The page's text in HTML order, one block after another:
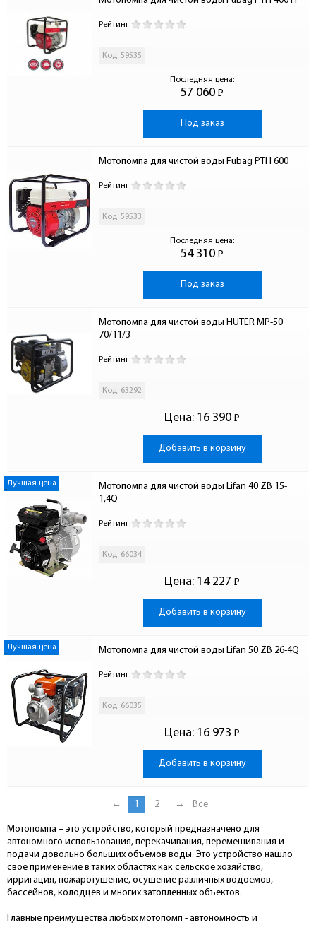
Рейтинг:
Код: 59535
Последняя цена:
57 060 Р
-
Под заказ
Мотопомпа для чистой воды Fubag PTH 600
Рейтинг:
Код: 59533
Последняя цена:
54 310 Р
-
Под заказ
Мотопомпа для чистой воды HUTER MP-50
70/11/3
Рейтинг:
Код: 63292
Цена: 16 390 Р
-
Добавить в корзину
Лучшая цена
Мотопомпа для чистой воды Lifan 40 ZB 15-
1,4Q
Рейтинг:
Код: 66034
Цена: 14 227 Р
-
Добавить в корзину
Лучшая цена Мотопомпа для чистой воды Lifan 50 ZB 26-4Q
Рейтинг:
Код: 66035
Цена: 16 973 Р
-
Добавить в корзину
← 1 2 → Все
Мотопомпа – это устройство, который предназначено для
автономного использования, перекачивания, перемешивания и
подачи довольно больших объемов воды. Это устройство нашло
свое применение в таких областях как сельское хозяйство,
ирригация, пожаротушение, осушение различных водоемов,
бассейнов, колодцев и многих затопленных объектов.
Главные преимущества любых мотопомп - автономность и